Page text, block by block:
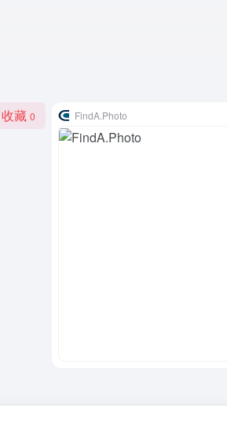
收藏 0 FindA.Photo